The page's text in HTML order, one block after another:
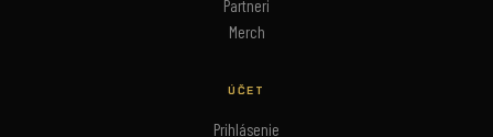
Partneri
Merch
ÚČET
Prihlásenie